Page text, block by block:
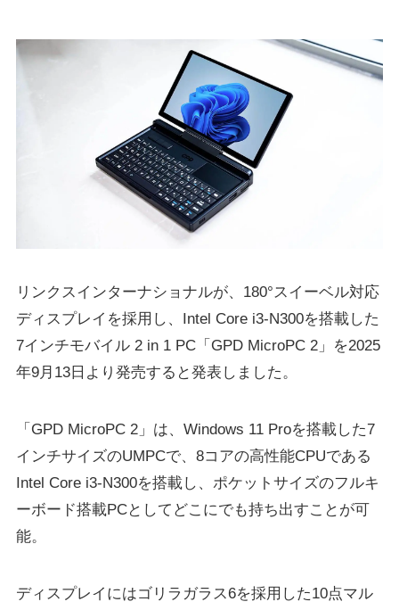
リンクスインターナショナルが、180°スイーベル対応
ディスプレイを採用し、Intel Core i3-N300を搭載した
7インチモバイル 2 in 1 PC「GPD MicroPC 2」を2025
年9月13日より発売すると発表しました。
「GPD MicroPC 2」は、Windows 11 Proを搭載した7
インチサイズのUMPCで、8コアの高性能CPUである
Intel Core i3-N300を搭載し、ポケットサイズのフルキ
ーボード搭載PCとしてどこにでも持ち出すことが可
能。
ディスプレイにはゴリラガラス6を採用した10点マル